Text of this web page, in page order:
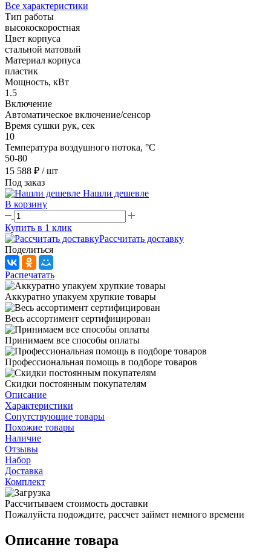
Все характеристики
Тип работы
высокоскоростная
Цвет корпуса
стальной матовый
Материал корпуса
пластик
Мощность, кВт
1.5
Включение
Автоматическое включение/сенсор
Время сушки рук, сек
10
Температура воздушного потока, °С
50-80
15 588 ₽ / шт
Под заказ
Нашли дешевле
В корзину
Купить в 1 клик
Рассчитать доставку
Поделиться
Распечатать
Аккуратно упакуем хрупкие товары
Весь ассортимент сертифицирован
Принимаем все способы оплаты
Профессиональная помощь в подборе товаров
Скидки постоянным покупателям
Описание
Характеристики
Сопутствующие товары
Похожие товары
Наличие
Отзывы
Набор
Доставка
Комплект
Рассчитываем стоимость доставки
Пожалуйста подождите, рассчет займет немного времени
Описание товара